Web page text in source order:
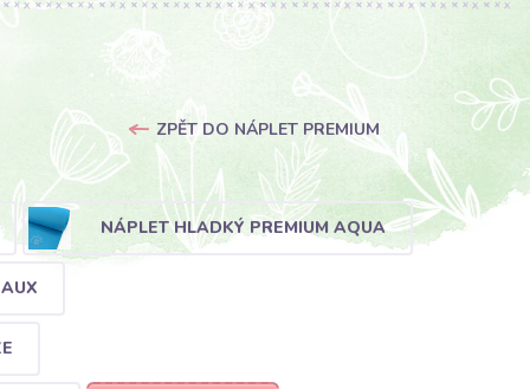
ZPĚT DO NÁPLET PREMIUM
NÁPLET HLADKÝ PREMIUM AQUA